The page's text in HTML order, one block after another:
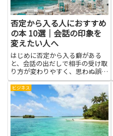
否定から入る人におすすめ
の本 10選｜会話の印象を
変えたい人へ
はじめに否定から入る癖がある
と、会話の出だしで相手の受け取
り方が変わりやすく、思わぬ誤解
や距離感の生じる原因になりま
す。本を通じて言葉の選び方や伝
え方の工夫を学ぶと、自分の意見
を伝えつつ相手に安心感を与えら
れるようになります。言い回しや
考え...
ビジネス